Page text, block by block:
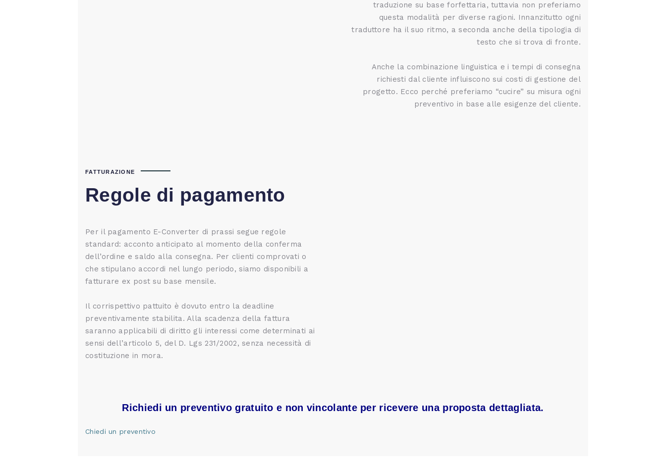
traduzione su base forfettaria, tuttavia non preferiamo
questa modalità per diverse ragioni. Innanzitutto ogni
traduttore ha il suo ritmo, a seconda anche della tipologia di
testo che si trova di fronte.
Anche la combinazione linguistica e i tempi di consegna
richiesti dal cliente influiscono sui costi di gestione del
progetto. Ecco perché preferiamo “cucire” su misura ogni
preventivo in base alle esigenze del cliente.
FATTURAZIONE
Regole di pagamento
Per il pagamento E-Converter di prassi segue regole
standard: acconto anticipato al momento della conferma
dell’ordine e saldo alla consegna. Per clienti comprovati o
che stipulano accordi nel lungo periodo, siamo disponibili a
fatturare ex post su base mensile.
Il corrispettivo pattuito è dovuto entro la deadline
preventivamente stabilita. Alla scadenza della fattura
saranno applicabili di diritto gli interessi come determinati ai
sensi dell’articolo 5, del D. Lgs 231/2002, senza necessità di
costituzione in mora.
Richiedi un preventivo gratuito e non vincolante per ricevere una proposta dettagliata.
Chiedi un preventivo